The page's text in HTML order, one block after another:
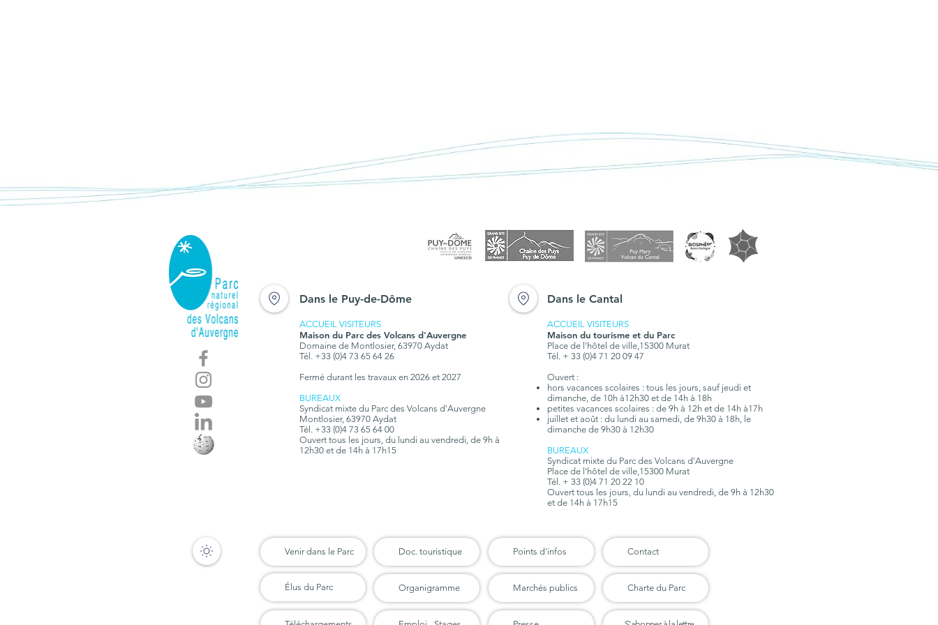
La tourbière de Jouvion a
livré ses blancs secrets
Un papillon rare dans la
< Retour à "Actualités"
Dans le Puy-de-Dôme
ACCUEIL VISITEURS
Maison du Parc des Volcans d'Auvergne
Domaine de Montlosier, 63970 Aydat
Tél. +33 (0)4 73 65 64 26
Fermé durant les travaux en 2026 et 2027
BUREAUX
Syndicat mixte du Parc des Volcans d'Auvergne
Montlosier, 63970 Aydat
Tél. +33 (0)4 73 65 64 00
Ouvert tous les jours, du lundi au vendredi, de 9h à
12h30 et de 14h à 17h15
Dans le Cantal
ACCUEIL VISITEURS
Maison du tourisme et du Parc
Place de l'hôtel de ville,15300 Murat
Tél. + 33 (0)4 71 20 09 47
Ouvert :
hors vacances scolaires : tous les jours, sauf jeudi et
dimanche, de 10h à12h30 et de 14h à 18h
petites vacances scolaires : de 9h à 12h et de 14h à17h
juillet et août : du lundi au samedi, de 9h30 à 18h, le
dimanche de 9h30 à 12h30
BUREAUX
Syndicat mixte du Parc des Volcans d'Auvergne
Place de l'hôtel de ville,15300 Murat
Tél. + 33 (0)4 71 20 22 10
Ouvert tous les jours, du lundi au vendredi, de 9h à 12h30
et de 14h à 17h15
Venir dans le Parc Doc. touristique Points d'infos Contact
Élus du Parc Organigramme Marchés publics Charte du Parc